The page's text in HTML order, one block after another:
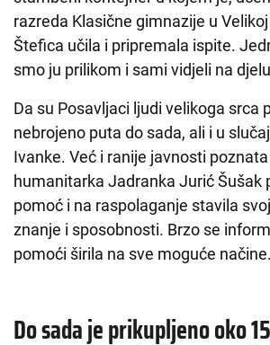
razreda Klasične gimnazije u
Štefica učila i pripremala ispite.
smo ju prilikom i sami vidjeli na
Da su Posavljaci ljudi velikoga srca
nebrojeno puta do sada, ali i u
Ivanke. Već i ranije javnosti
humanitarka Jadranka Jurić Šušak
pomoć i na raspolaganje stavila
znanje i sposobnosti. Brzo se
pomoći širila na sve moguće načine.
Do sada je prikupljeno oko